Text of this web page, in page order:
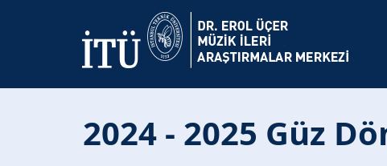
2024 - 2025 Güz